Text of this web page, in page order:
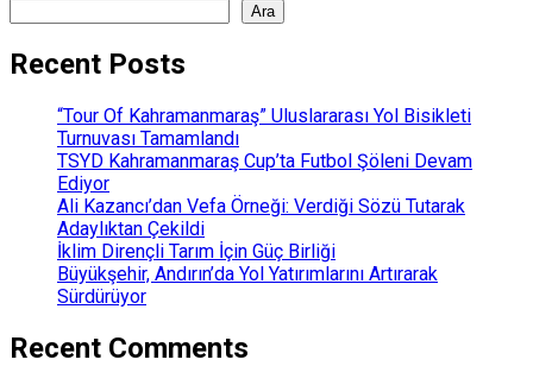
Ara
Recent Posts
“Tour Of Kahramanmaraş” Uluslararası Yol Bisikleti
Turnuvası Tamamlandı
TSYD Kahramanmaraş Cup’ta Futbol Şöleni Devam
Ediyor
Ali Kazancı’dan Vefa Örneği: Verdiği Sözü Tutarak
Adaylıktan Çekildi
İklim Dirençli Tarım İçin Güç Birliği
Büyükşehir, Andırın’da Yol Yatırımlarını Artırarak
Sürdürüyor
Recent Comments